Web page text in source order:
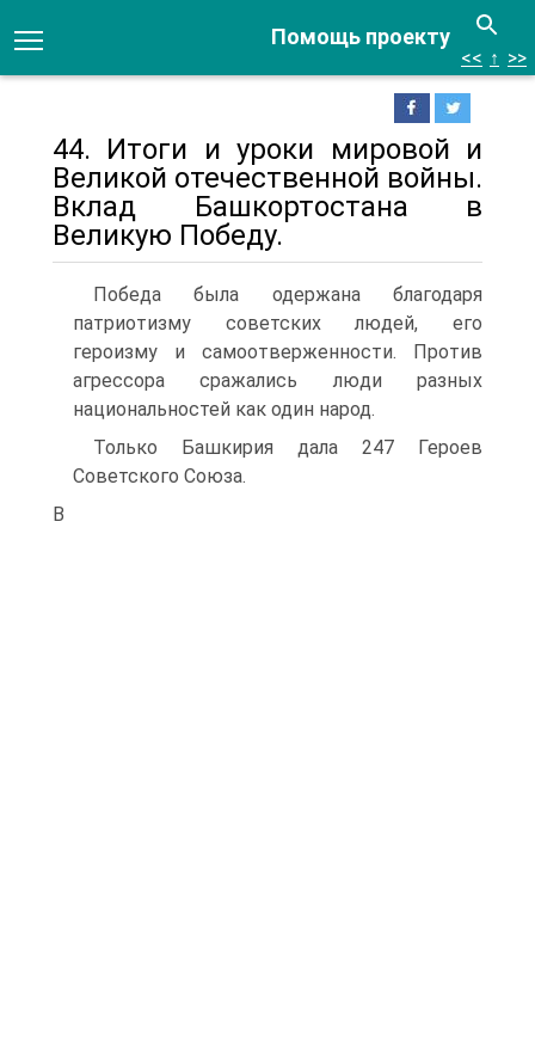
Помощь проекту
<< ↑ >>
44. Итоги и уроки мировой и
Великой отечественной войны.
Вклад Башкортостана в
Великую Победу.
Победа была одержана благодаря
патриотизму советских людей, его
героизму и самоотверженности. Против
агрессора сража­лись люди разных
национальностей как один народ.
Только Баш­кирия дала 247 Героев
Советского Союза.
В